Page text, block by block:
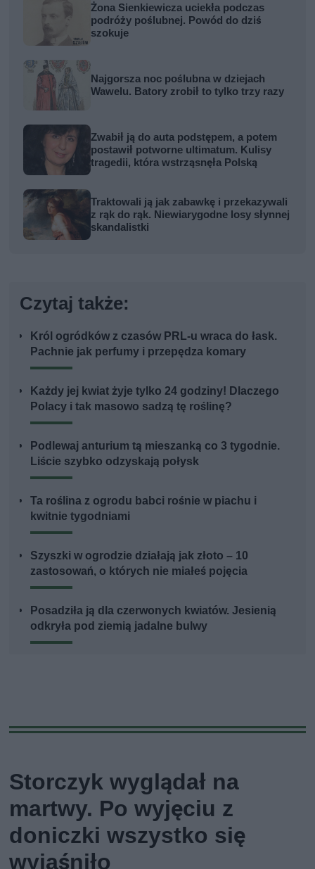
Żona Sienkiewicza uciekła podczas
podróży poślubnej. Powód do dziś
szokuje
Najgorsza noc poślubna w dziejach
Wawelu. Batory zrobił to tylko trzy razy
Zwabił ją do auta podstępem, a potem
postawił potworne ultimatum. Kulisy
tragedii, która wstrząsnęła Polską
Traktowali ją jak zabawkę i przekazywali
z rąk do rąk. Niewiarygodne losy słynnej
skandalistki
Czytaj także:
Król ogródków z czasów PRL-u wraca do łask.
Pachnie jak perfumy i przepędza komary
Każdy jej kwiat żyje tylko 24 godziny! Dlaczego
Polacy i tak masowo sadzą tę roślinę?
Podlewaj anturium tą mieszanką co 3 tygodnie.
Liście szybko odzyskają połysk
Ta roślina z ogrodu babci rośnie w piachu i
kwitnie tygodniami
Szyszki w ogrodzie działają jak złoto – 10
zastosowań, o których nie miałeś pojęcia
Posadziła ją dla czerwonych kwiatów. Jesienią
odkryła pod ziemią jadalne bulwy
Storczyk wyglądał na
martwy. Po wyjęciu z
doniczki wszystko się
wyjaśniło